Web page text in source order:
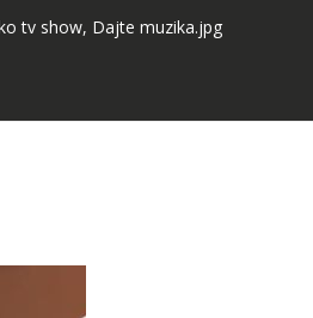
tv show, Dajte muzika.jpg